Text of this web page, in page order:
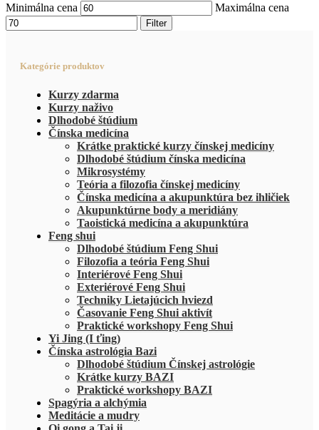
Minimálna cena Maximálna cena
Filter
Kategórie produktov
Kurzy zdarma
Kurzy naživo
Dlhodobé štúdium
Čínska medicína
Krátke praktické kurzy čínskej medicíny
Dlhodobé štúdium čínska medicína
Mikrosystémy
Teória a filozofia čínskej medicíny
Čínska medicína a akupunktúra bez ihličiek
Akupunktúrne body a meridiány
Taoistická medicína a akupunktúra
Feng shui
Dlhodobé štúdium Feng Shui
Filozofia a teória Feng Shui
Interiérové Feng Shui
Exteriérové Feng Shui
Techniky Lietajúcich hviezd
Časovanie Feng Shui aktivít
Praktické workshopy Feng Shui
Yi Jing (I ťing)
Čínska astrológia Bazi
Dlhodobé štúdium Čínskej astrológie
Krátke kurzy BAZI
Praktické workshopy BAZI
Spagýria a alchýmia
Meditácie a mudry